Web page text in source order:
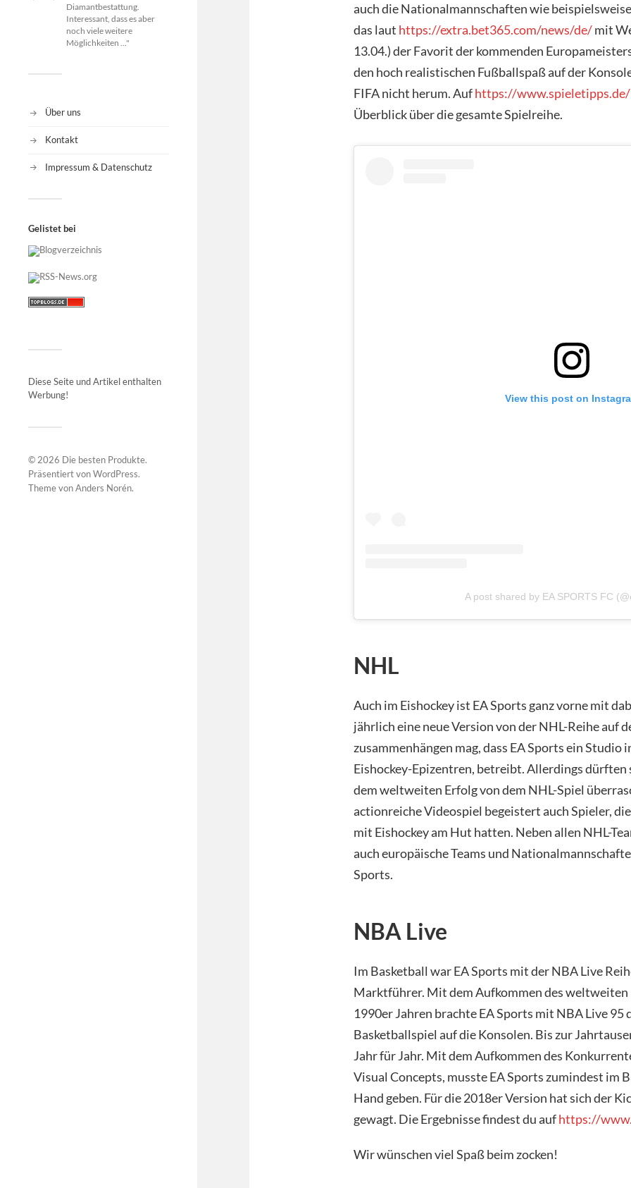
Diamantbestattung.
Interessant, dass es aber
noch viele weitere
Möglichkeiten ..."
Über uns
Kontakt
Impressum & Datenschutz
Gelistet bei
Diese Seite und Artikel enthalten
Werbung!
© 2026 Die besten Produkte.
Präsentiert vonWordPress.
Theme vonAnders Norén.
auch die Nationalmannschaften wie
das laut https://extra.bet365.com/news/de/mit
13.04.) der Favorit der kommenden
den hoch realistischen Fußballspaß auf der
FIFA nicht herum. Aufhttps://
Überblick über die gesamte Spielreihe.
View this post on
A post shared by EA SPORTS FC
NHL
Auch im Eishockey ist EA Sports ganz vorne mit
jährlich eine neue Version von der NHL-Reihe auf
zusammenhängen mag, dass EA Sports ein Studio
Eishockey-Epizentren, betreibt. Allerdings dürften
dem weltweiten Erfolg von dem NHL-Spiel
actionreiche Videospiel begeistert auch Spieler,
mit Eishockey am Hut hatten. Neben allen NHL-
auch europäische Teams und
Sports.
NBA Live
Im Basketball war EA Sports mit der NBA Live
Marktführer. Mit dem Aufkommen des weltweiten
1990er Jahren brachte EA Sports mit NBA Live 95
Basketballspiel auf die Konsolen. Bis zur
Jahr für Jahr. Mit dem Aufkommen des
Visual Concepts, musste EA Sports zumindest im
Hand geben. Für die 2018er Version hat sich der
gewagt. Die Ergebnisse findest du aufhttps://
Wir wünschen viel Spaß beim zocken!